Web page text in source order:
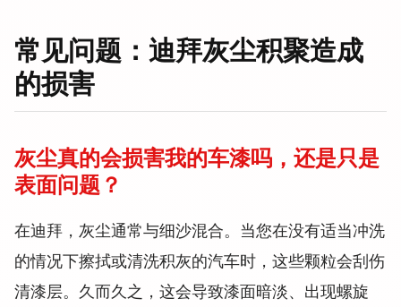
常见问题：迪拜灰尘积聚造成
的损害
灰尘真的会损害我的车漆吗，还是只是
表面问题？
在迪拜，灰尘通常与细沙混合。当您在没有适当冲洗
的情况下擦拭或清洗积灰的汽车时，这些颗粒会刮伤
清漆层。久而久之，这会导致漆面暗淡、出现螺旋